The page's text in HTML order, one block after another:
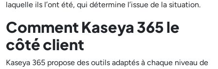
laquelle ils l’ont été, qui détermine l’issue de la situation.
Comment Kaseya 365 le
côté client
Kaseya 365 propose des outils adaptés à chaque niveau de